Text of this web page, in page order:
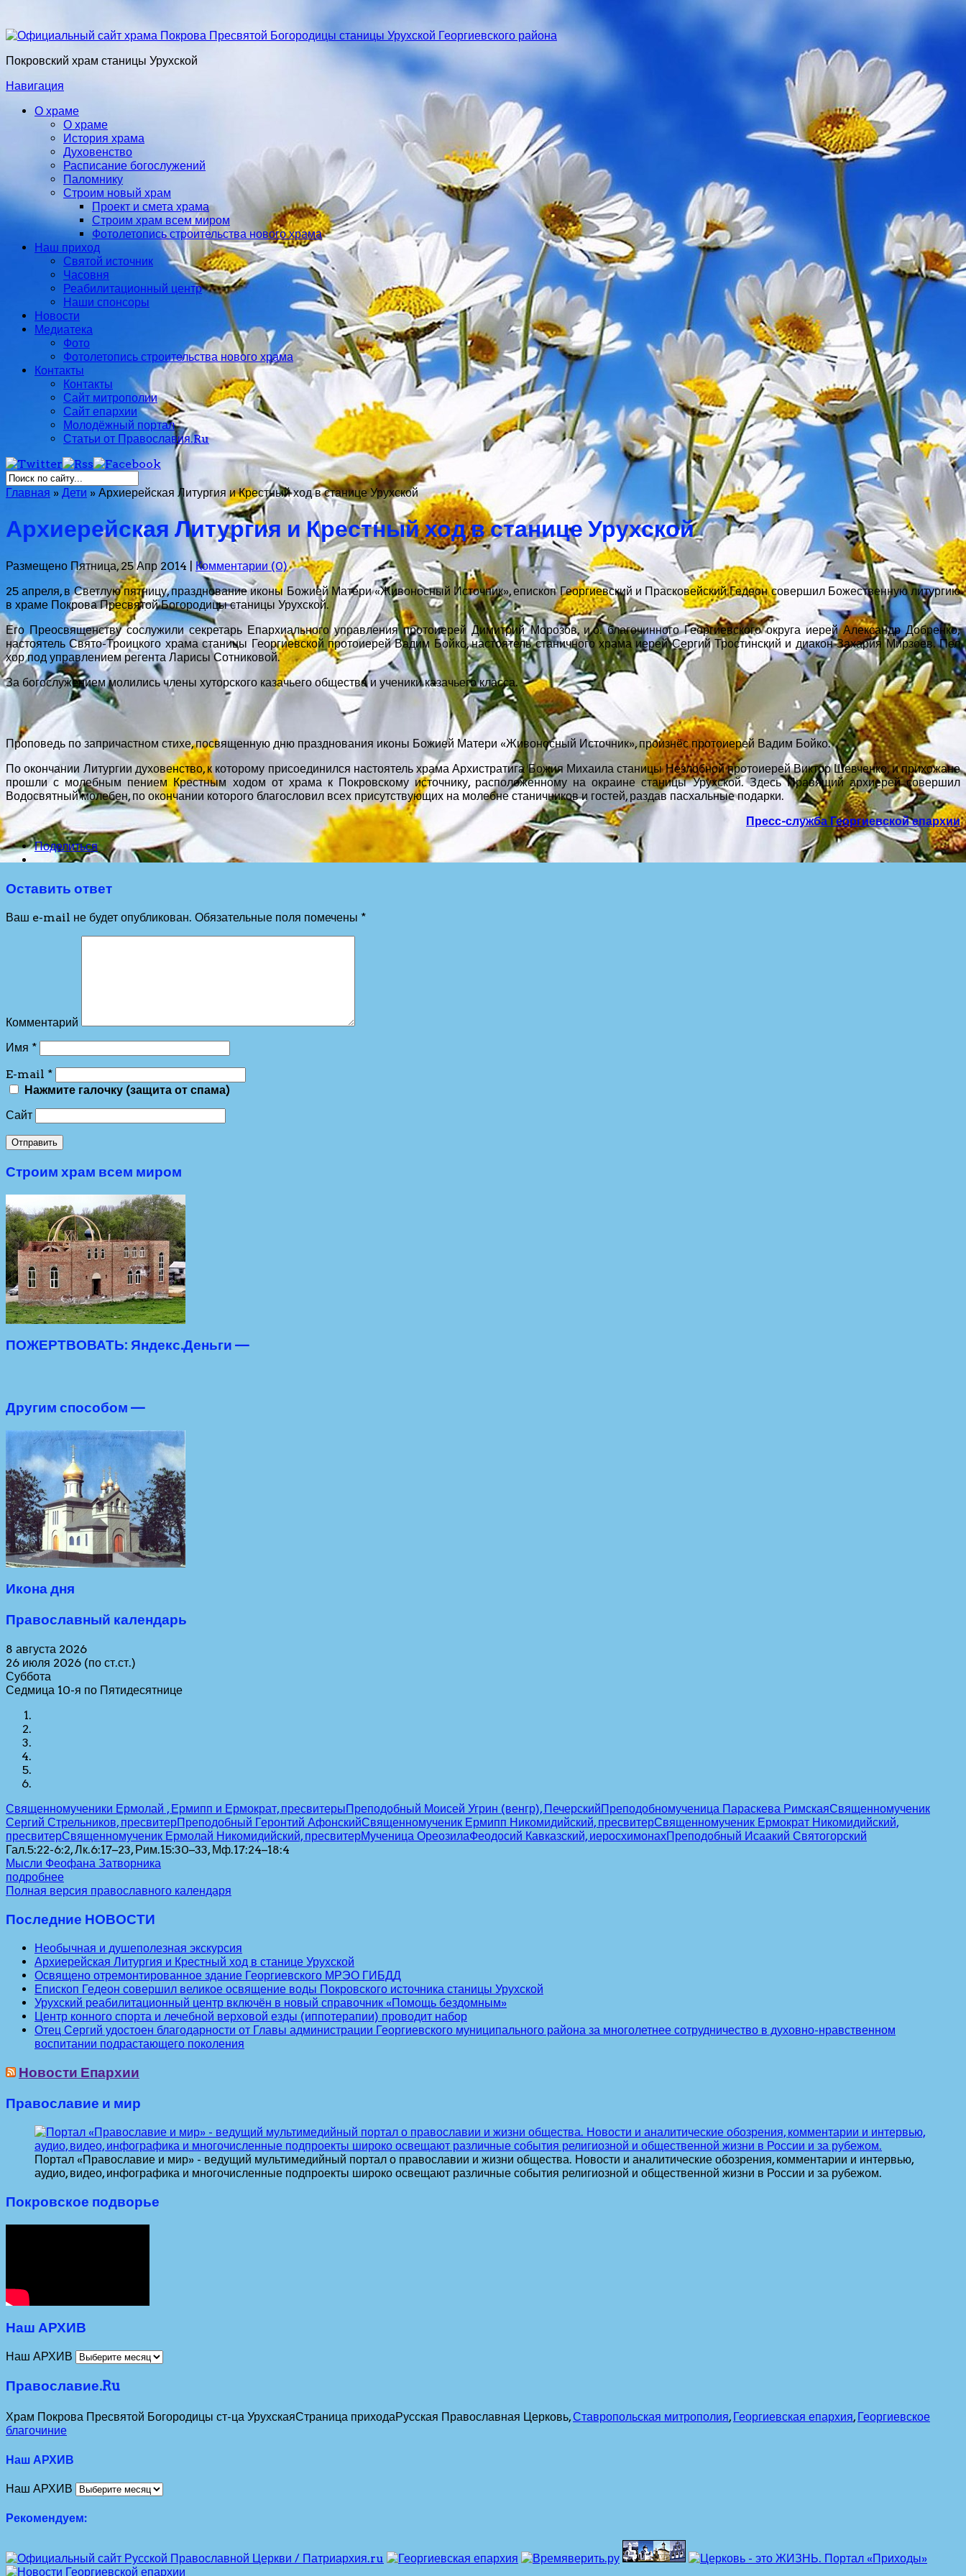
Покровский храм станицы Урухской
Навигация
О храме
О храме
История храма
Духовенство
Расписание богослужений
Паломнику
Строим новый храм
Проект и смета храма
Строим храм всем миром
Фотолетопись строительства нового храма
Наш приход
Святой источник
Часовня
Реабилитационный центр
Наши спонсоры
Новости
Медиатека
Фото
Фотолетопись строительства нового храма
Контакты
Контакты
Сайт митрополии
Сайт епархии
Молодёжный портал
Статьи от Православия.Ru
Главная » Дети » Архиерейская Литургия и Крестный ход в станице Урухской
Архиерейская Литургия и Крестный ход в станице Урухской
Размещено Пятница, 25 Апр 2014 | Комментарии (0)
25 апреля, в Светлую пятницу, празднование иконы Божией Матери «Живоносный Источник», епископ Георгиевский и Прасковейский Гедеон совершил Божественную литургию
в храме Покрова Пресвятой Богородицы станицы Урухской.
Его Преосвященству сослужили секретарь Епархиального управления протоиерей Димитрий Морозов, и.о. благочинного Георгиевского округа иерей Александр Добренко,
настоятель Свято-Троицкого храма станицы Георгиевской протоиерей Вадим Бойко, настоятель станичного храма иерей Сергий Тростинский и диакон Захария Мирзоев. Пел
хор под управлением регента Ларисы Сотниковой.
За богослужением молились члены хуторского казачьего общества и ученики казачьего класса.
Проповедь по запричастном стихе, посвященную дню празднования иконы Божией Матери «Живоносный Источник», произнёс протоиерей Вадим Бойко.
По окончании Литургии духовенство, к которому присоединился настоятель храма Архистратига Божия Михаила станицы Незлобной протоиерей Виктор Шевченко, и прихожане
прошли с молебным пением Крестным ходом от храма к Покровскому источнику, расположенному на окраине станицы Урухской. Здесь Правящий архиерей совершил
Водосвятный молебен, по окончании которого благословил всех присутствующих на молебне станичников и гостей, раздав пасхальные подарки.
Пресс-служба Георгиевской епархии
Поделиться
Оставить ответ
Ваш e-mail не будет опубликован. Обязательные поля помечены *
Комментарий
Имя *
E-mail *
Нажмите галочку (защита от спама)
Сайт
Строим храм всем миром
ПОЖЕРТВОВАТЬ: Яндекс.Деньги —
Другим способом —
Икона дня
Православный календарь
8 августа 2026
26 июля 2026 (по ст.ст.)
Суббота
Седмица 10-я по Пятидесятнице
Священномученики Ермолай , Ермипп и Ермократ, пресвитерыПреподобный Моисей Угрин (венгр), ПечерскийПреподобномученица Параскева РимскаяСвященномученик
Сергий Стрельников, пресвитерПреподобный Геронтий АфонскийСвященномученик Ермипп Никомидийский, пресвитерСвященномученик Ермократ Никомидийский,
пресвитерСвященномученик Ермолай Никомидийский, пресвитерМученица ОреозилаФеодосий Кавказский, иеросхимонахПреподобный Исаакий Святогорский
Гал.5:22-6:2, Лк.6:17–23, Рим.15:30–33, Мф.17:24–18:4
Мысли Феофана Затворника
подробнее
Полная версия православного календаря
Последние НОВОСТИ
Необычная и душеполезная экскурсия
Архиерейская Литургия и Крестный ход в станице Урухской
Освящено отремонтированное здание Георгиевского МРЭО ГИБДД
Епископ Гедеон совершил великое освящение воды Покровского источника станицы Урухской
Урухский реабилитационный центр включён в новый справочник «Помощь бездомным»
Центр конного спорта и лечебной верховой езды (иппотерапии) проводит набор
Отец Сергий удостоен благодарности от Главы администрации Георгиевского муниципального района за многолетнее сотрудничество в духовно-нравственном
воспитании подрастающего поколения
Новости Епархии
Православие и мир
Портал «Православие и мир» - ведущий мультимедийный портал о православии и жизни общества. Новости и аналитические обозрения, комментарии и интервью,
аудио, видео, инфографика и многочисленные подпроекты широко освещают различные события религиозной и общественной жизни в России и за рубежом.
Покровское подворье
Наш АРХИВ
Наш АРХИВ
Православие.Ru
Храм Покрова Пресвятой Богородицы ст-ца УрухскаяСтраница приходаРусская Православная Церковь,Ставропольская митрополия, Георгиевская епархия, Георгиевское
благочиние
Наш АРХИВ
Наш АРХИВ
Рекомендуем: